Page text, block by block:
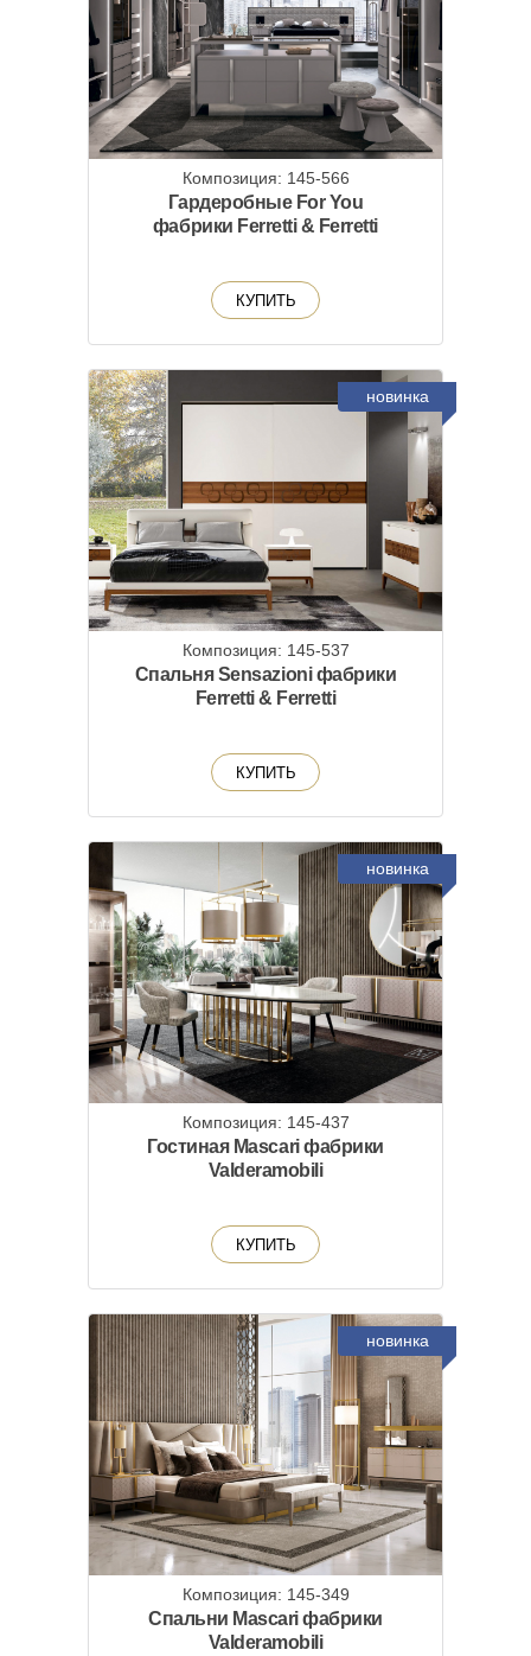
Композиция: 145-566
Гардеробные For You
фабрики Ferretti & Ferretti
КУПИТЬ
новинка
Композиция: 145-537
Спальня Sensazioni фабрики
Ferretti & Ferretti
КУПИТЬ
новинка
Композиция: 145-437
Гостиная Mascari фабрики
Valderamobili
КУПИТЬ
новинка
Композиция: 145-349
Спальни Mascari фабрики
Valderamobili